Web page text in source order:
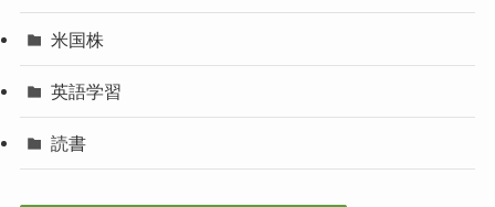
米国株
英語学習
読書